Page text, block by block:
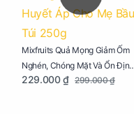
Mixfruits Quả Mọng Giảm Ốm
Nghén, Chóng Mặt Và Ổn Định
Huyết Áp Cho Mẹ Bầu Túi 250g
229.000 ₫ 299.000 ₫